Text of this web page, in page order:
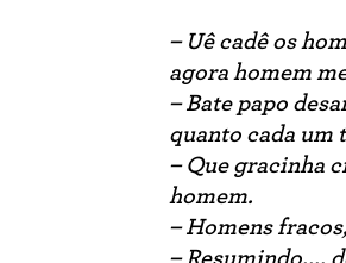
– Uê cadê os
agora homem
– Bate papo
quanto cada um
– Que gracinha
homem.
– Homens
– Resumindo....